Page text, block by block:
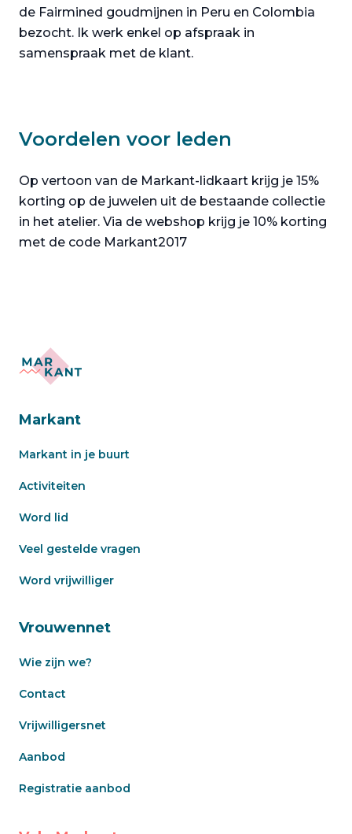
de Fairmined goudmijnen in Peru en Colombia
bezocht. Ik werk enkel op afspraak in
samenspraak met de klant.
Voordelen voor leden
Op vertoon van de Markant-lidkaart krijg je 15%
korting op de juwelen uit de bestaande collectie
in het atelier. Via de webshop krijg je 10% korting
met de code Markant2017
Markant
Markant in je buurt
Activiteiten
Word lid
Veel gestelde vragen
Word vrijwilliger
Vrouwennet
Wie zijn we?
Contact
Vrijwilligersnet
Aanbod
Registratie aanbod